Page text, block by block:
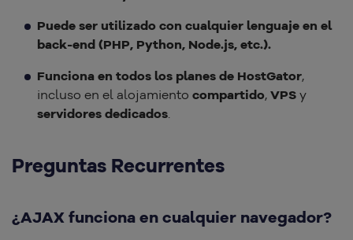
Puede ser utilizado con cualquier lenguaje en el
back-end (PHP, Python, Node.js, etc.).
Funciona en todos los planes de HostGator,
incluso en el alojamiento compartido, VPS y
servidores dedicados
Preguntas Recurrentes
¿AJAX funciona en cualquier navegador?